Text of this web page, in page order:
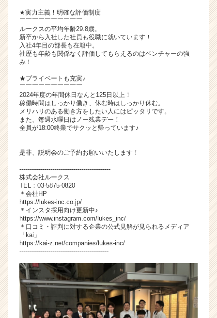
e
r）
★実力主義！明確な評価制度
￣￣￣￣￣￣￣￣￣￣
ルークスの平均年齢29.8歳。
新卒から入社した社員も役職に就いています！
入社4年目の部長も在籍中。
社歴も年齢も関係なく評価してもらえるのはベンチャーの強
み！
★プライベートも充実♪
￣￣￣￣￣￣￣￣￣￣
2024年度の年間休日なんと125日以上！
稼働時間はしっかり働き、休む時はしっかり休む。
メリハリのある働き方をしたい人にはピッタリです。
また、毎週水曜日はノー残業デー！
全員が18:00終業でサクッと帰っています♪
是非、説明会のご予約お願いいたします！
-----------------------------------------------
株式会社ルークス
TEL：03-5875-0820
＊会社HP
https://lukes-inc.co.jp/
＊インスタ採用向け更新中♪
https://www.instagram.com/lukes_inc/
＊口コミ・評判に対する企業の公式見解が見られるメディア
「kai」
https://kai-z.net/companies/lukes-inc/
----------------------------------------------